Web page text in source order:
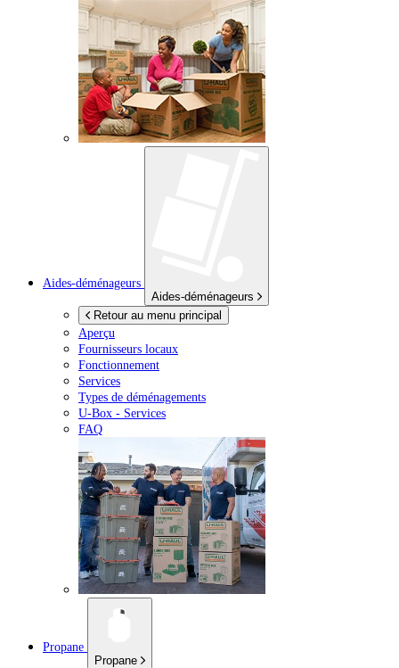
Aides-déménageurs
Aides-déménageurs
Retour au menu principal
Aperçu
Fournisseurs locaux
Fonctionnement
Services
Types de déménagements
U-Box - Services
FAQ
Propane
Propane